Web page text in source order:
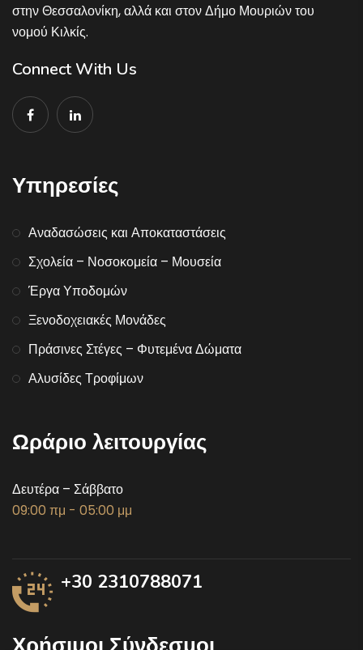
στην Θεσσαλονίκη, αλλά και στον Δήμο Μουριών του
νομού Κιλκίς.
Connect With Us
Υπηρεσίες
Αναδασώσεις και Αποκαταστάσεις
Σχολεία – Νοσοκομεία – Μουσεία
Έργα Υποδομών
Ξενοδοχειακές Μονάδες
Πράσινες Στέγες – Φυτεμένα Δώματα
Αλυσίδες Τροφίμων
Ωράριο λειτουργίας
Δευτέρα – Σάββατο
09:00 πμ - 05:00 μμ
+30 2310788071